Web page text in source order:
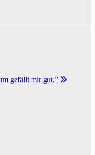
gefällt mir gut.”